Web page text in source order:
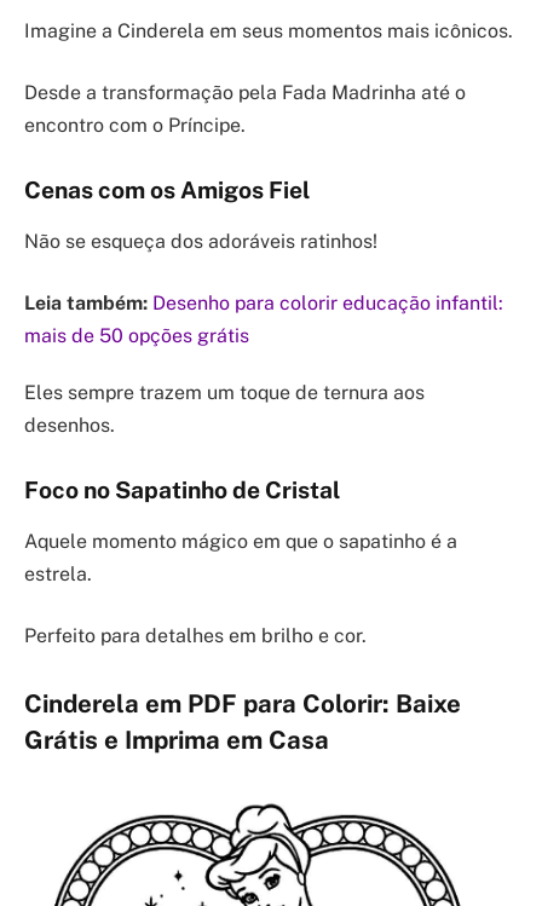
Imagine a Cinderela em seus momentos mais icônicos.
Desde a transformação pela Fada Madrinha até o
encontro com o Príncipe.
Cenas com os Amigos Fiel
Não se esqueça dos adoráveis ratinhos!
Leia também: Desenho para colorir educação infantil:
mais de 50 opções grátis
Eles sempre trazem um toque de ternura aos
desenhos.
Foco no Sapatinho de Cristal
Aquele momento mágico em que o sapatinho é a
estrela.
Perfeito para detalhes em brilho e cor.
Cinderela em PDF para Colorir: Baixe
Grátis e Imprima em Casa